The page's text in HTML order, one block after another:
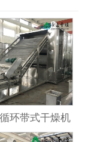
环带式干燥机